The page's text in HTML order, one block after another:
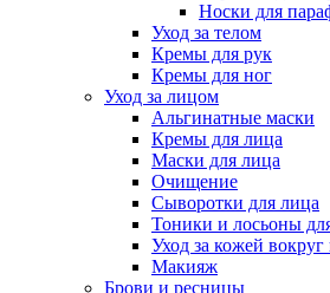
Носки для
Уход за телом
Кремы для рук
Кремы для ног
Уход за лицом
Альгинатные маски
Кремы для лица
Маски для лица
Очищение
Сыворотки для лица
Тоники и лосьоны
Уход за кожей вокруг
Макияж
Брови и ресницы